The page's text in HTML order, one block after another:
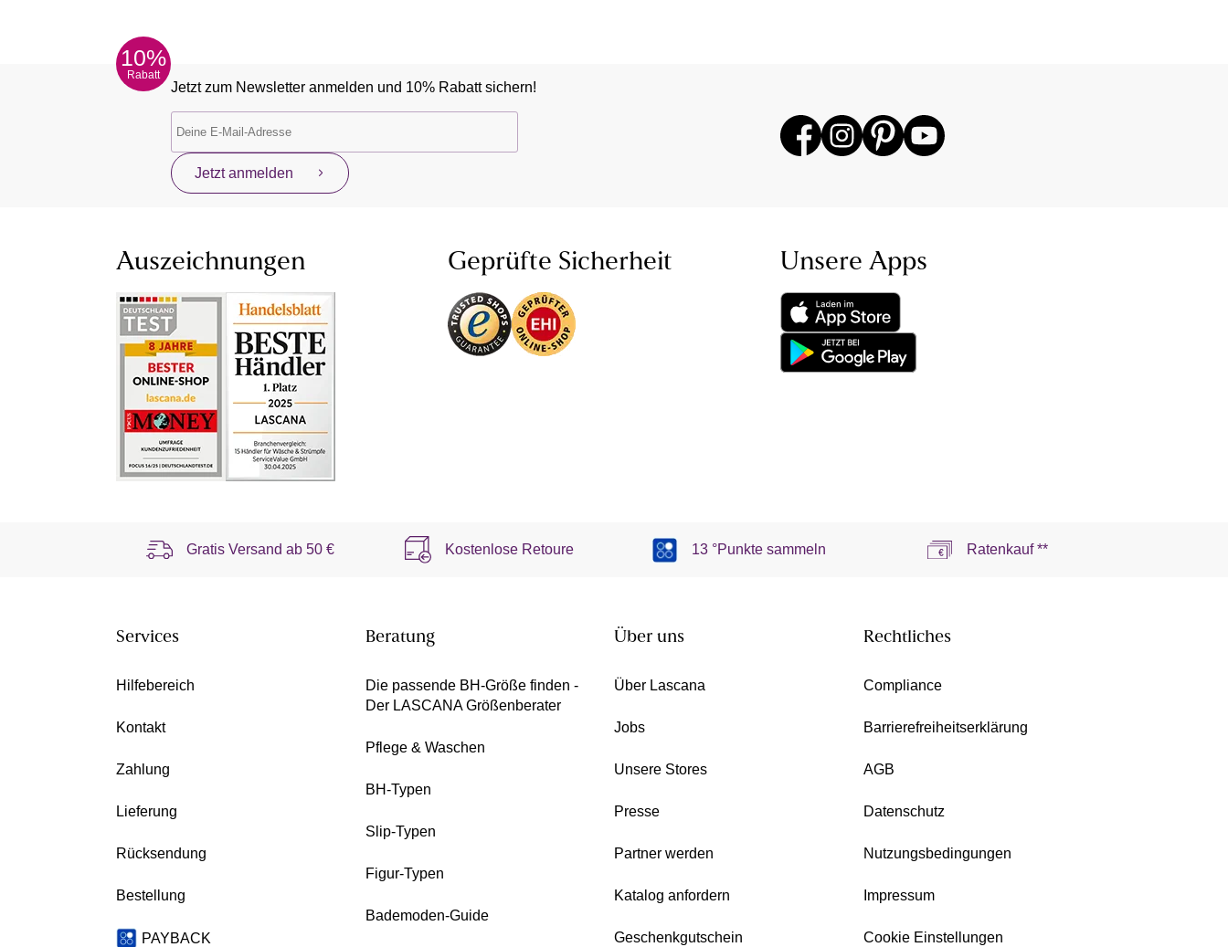
10%
Rabatt
Jetzt zum Newsletter anmelden und 10% Rabatt sichern!
Jetzt anmelden
Auszeichnungen Geprüfte Sicherheit Unsere Apps
Gratis Versand ab50 € Kostenlose Retoure 13 °Punkte sammeln Ratenkauf **
Services
Hilfebereich
Kontakt
Zahlung
Lieferung
Rücksendung
Bestellung
PAYBACK
Beratung
Die passende BH-Größe finden -
Der LASCANA Größenberater
Pflege & Waschen
BH-Typen
Slip-Typen
Figur-Typen
Bademoden-Guide
Über uns
Über Lascana
Jobs
Unsere Stores
Presse
Partner werden
Katalog anfordern
Geschenkgutschein
Rechtliches
Compliance
Barrierefreiheitserklärung
AGB
Datenschutz
Nutzungsbedingungen
Impressum
Cookie Einstellungen